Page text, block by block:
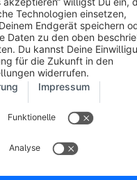
Geschäftsbedingungen
Entwickler Newsletter